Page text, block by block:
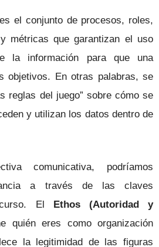
el conjunto de procesos, roles,
métricas que garantizan el uso
la información para que una
objetivos. En otras palabras, se
reglas del juego” sobre cómo se
y utilizan los datos dentro de
comunicativa, podríamos
a través de las claves
El Ethos (Autoridad y
quién eres como organización
la legitimidad de las figuras